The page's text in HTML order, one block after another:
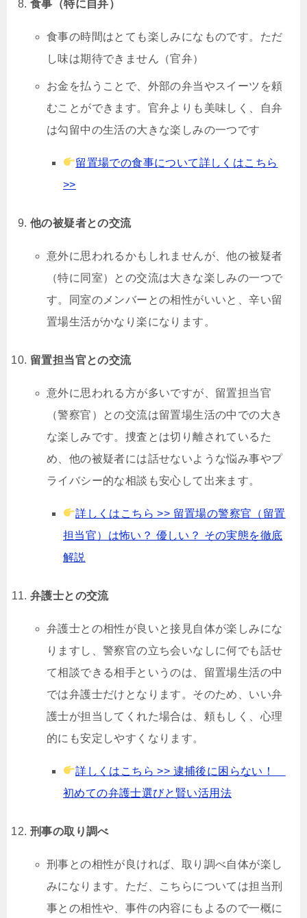
食事（特に自弁）
食事の時間はとても楽しみになものです。ただ
し味は期待できません（官弁）
お金を払うことで、外部の弁当やスイーツを頼
むことができます。官弁よりも美味しく、自弁
は勾留中の生活の大きな楽しみの一つです
留置場での食事について詳しくはこちら
>>
他の被疑者との交流
意外に思われるかもしれませんが、他の被疑者
（特に同室）との交流は大きな楽しみの一つで
す。同室のメンバーとの相性がいいと、辛い留
置場生活がかなり楽になります。
留置担当官との交流
意外に思われる方が多いですが、留置担当官
（警察官）との交流は留置場生活の中での大き
な楽しみです。捜査とは切り離されているた
め、他の被疑者には話せないような悩み事やプ
ライバシー的な相談も安心して出来ます。
詳しくはこちら >> 留置場の警察官（留置
担当官）は怖い？ 優しい？ その実態を徹底
解説
弁護士との交流
弁護士との相性が良いと接見自体が楽しみにな
りますし、警察官の立ち会いなしに何でも話せ
て相談できる相手というのは、留置場生活の中
では弁護士だけとなります。そのため、いい弁
護士が担当してくれた場合は、頼もしく、心理
的にも安定しやすくなります。
詳しくはこちら >> 逮捕後に困らない！
初めての弁護士選びと賢い活用法
刑事の取り調べ
刑事との相性が良ければ、取り調べ自体が楽し
みになります。ただ、こちらについては担当刑
事との相性や、事件の内容にもよるので一概に